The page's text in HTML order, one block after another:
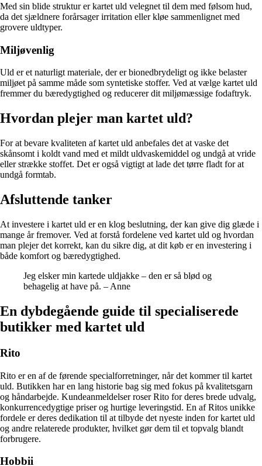
Med sin blide struktur er kartet uld velegnet til dem med følsom hud,
da det sjældnere forårsager irritation eller kløe sammenlignet med
grovere uldtyper.
Miljøvenlig
Uld er et naturligt materiale, der er bionedbrydeligt og ikke belaster
miljøet på samme måde som syntetiske stoffer. Ved at vælge kartet uld
fremmer du bæredygtighed og reducerer dit miljømæssige fodaftryk.
Hvordan plejer man kartet uld?
For at bevare kvaliteten af kartet uld anbefales det at vaske det
skånsomt i koldt vand med et mildt uldvaskemiddel og undgå at vride
eller strække stoffet. Det er også vigtigt at lade det tørre fladt for at
undgå formtab.
Afsluttende tanker
At investere i kartet uld er en klog beslutning, der kan give dig glæde i
mange år fremover. Ved at forstå fordelene ved kartet uld og hvordan
man plejer det korrekt, kan du sikre dig, at dit køb er en investering i
både komfort og bæredygtighed.
Jeg elsker min kartede uldjakke – den er så blød og
behagelig at have på. – Anne
En dybdegående guide til specialiserede
butikker med kartet uld
Rito
Rito er en af de førende specialforretninger, når det kommer til kartet
uld. Butikken har en lang historie bag sig med fokus på kvalitetsgarn
og håndarbejde. Kundeanmeldelser roser Rito for deres brede udvalg,
konkurrencedygtige priser og hurtige leveringstid. En af Ritos unikke
fordele er deres dedikation til at tilbyde det nyeste inden for kartet uld
og andre relaterede produkter, hvilket gør dem til et topvalg blandt
forbrugere.
Hobbii